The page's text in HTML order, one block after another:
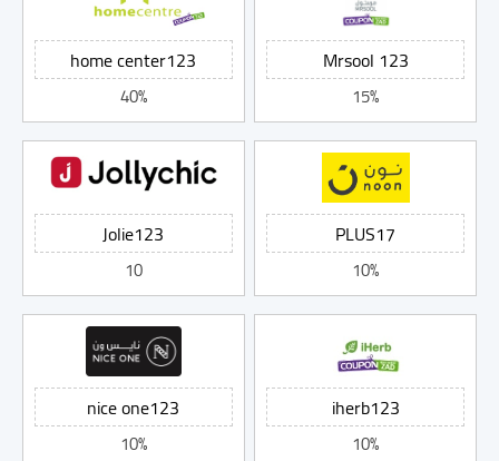
15%
40%
10%
10
10%
10%